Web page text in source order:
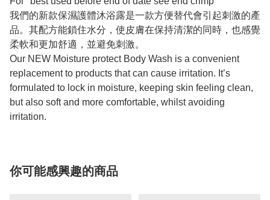
我們的新款保濕護體沐浴露是一款方便替代會引起刺激的產
品。其配方能鎖住水分，使皮膚在保持清潔的同時，也感覺
柔軟和更加舒適，並避免刺激。
Our NEW Moisture protect Body Wash is a convenient
replacement to products that can cause irritation. It’s
formulated to lock in moisture, keeping skin feeling clean,
but also soft and more comfortable, whilst avoiding
irritation.
你可能感興趣的商品